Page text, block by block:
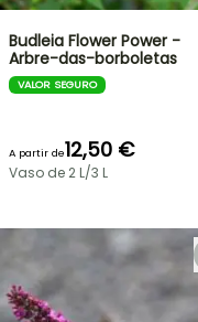
Budleia Flower Power -
Arbre-das-borboletas
VALOR SEGURO
A partir de12,50 €
Vaso de 2 L/3 L